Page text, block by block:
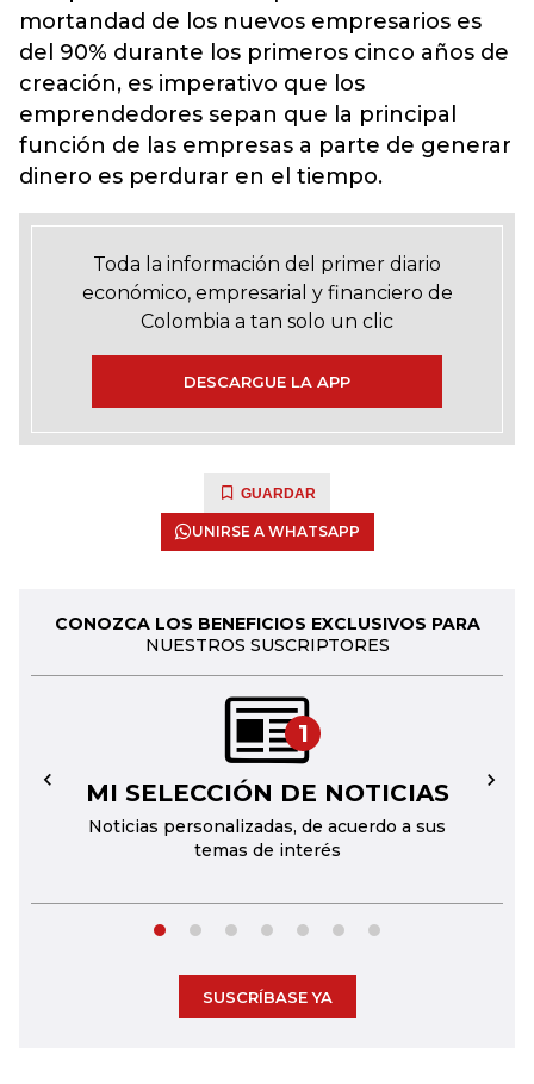
mortandad de los nuevos empresarios es
del 90% durante los primeros cinco años de
creación, es imperativo que los
emprendedores sepan que la principal
función de las empresas a parte de generar
dinero es perdurar en el tiempo.
Toda la información del primer diario
económico, empresarial y financiero de
Colombia a tan solo un clic
DESCARGUE LA APP
GUARDAR
UNIRSE A WHATSAPP
CONOZCA LOS BENEFICIOS EXCLUSIVOS PARA
NUESTROS SUSCRIPTORES
1
MI SELECCIÓN DE NOTICIAS
Noticias personalizadas, de acuerdo a sus
temas de interés
← →
SUSCRÍBASE YA